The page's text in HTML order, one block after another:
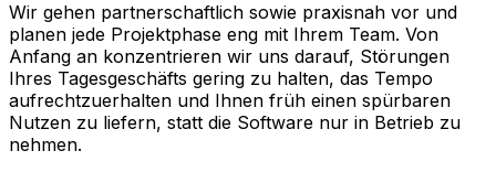
Wir gehen partnerschaftlich sowie praxisnah vor und
planen jede Projektphase eng mit Ihrem Team. Von
Anfang an konzentrieren wir uns darauf, Störungen
Ihres Tagesgeschäfts gering zu halten, das Tempo
aufrechtzuerhalten und Ihnen früh einen spürbaren
Nutzen zu liefern, statt die Software nur in Betrieb zu
nehmen.